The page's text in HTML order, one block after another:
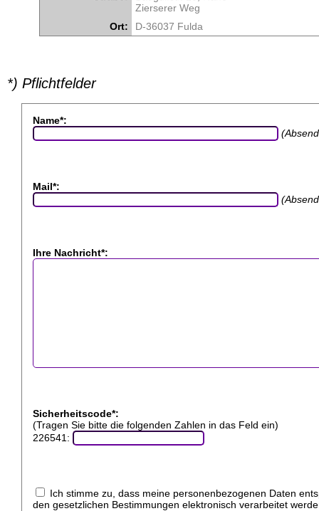
Zierserer Weg
Ort:
D-36037 Fulda
*) Pflichtfelder
Name*:
Mail*:
Ihre Nachricht*:
Sicherheitscode*:
(Tragen Sie bitte die folgenden Zahlen in das Feld ein)
226541:
Ich stimme zu, dass meine personenbezogenen Daten
den gesetzlichen Bestimmungen elektronisch verarbeitet